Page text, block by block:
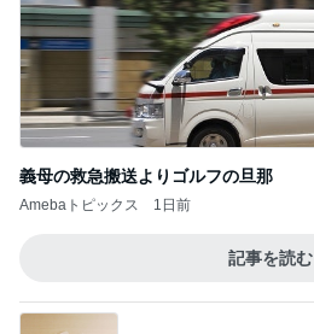
義母の救急搬送よりゴルフの旦那
Amebaトピックス 1日前
記事を読む